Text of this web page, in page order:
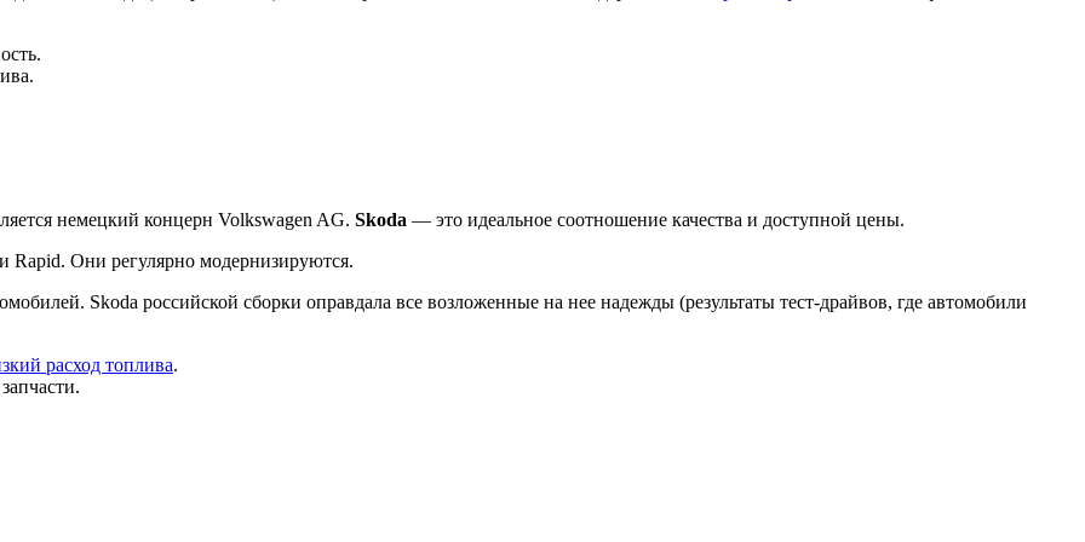
немецкий концерн Volkswagen AG. Skoda — это идеальное соотношение качества и доступной цены.
Rapid. Они регулярно модернизируются.
Skoda российской сборки оправдала все возложенные на нее надежды (результаты тест-драйвов, где автомобили
расход топлива.